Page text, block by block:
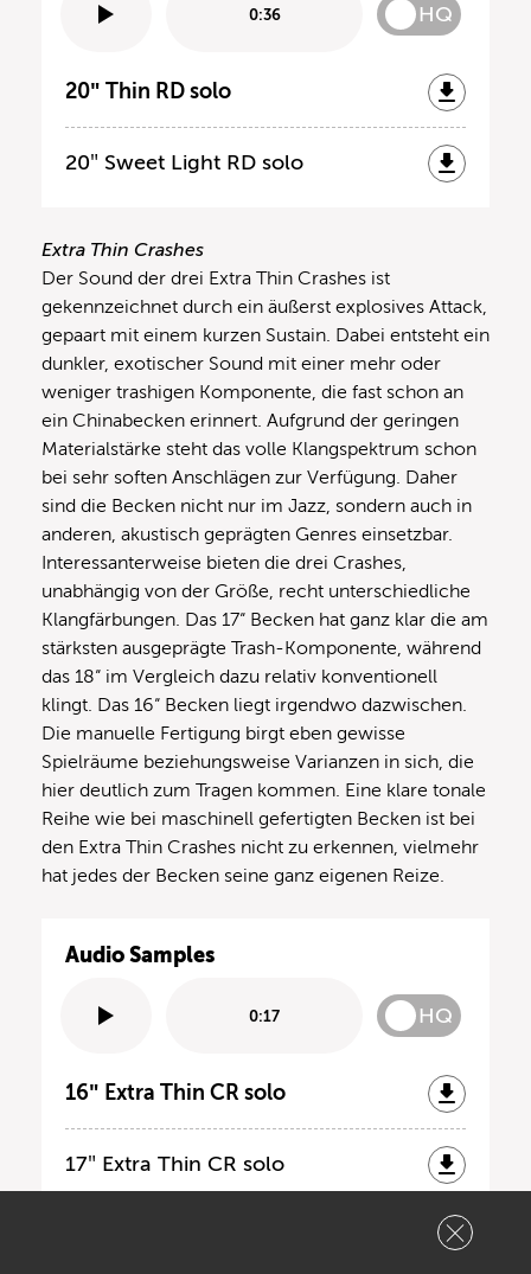
0:36 HQ
20″ Thin RD solo
20″ Sweet Light RD solo
Extra Thin Crashes
Der Sound der drei Extra Thin Crashes ist
gekennzeichnet durch ein äußerst explosives Attack,
gepaart mit einem kurzen Sustain. Dabei entsteht ein
dunkler, exotischer Sound mit einer mehr oder
weniger trashigen Komponente, die fast schon an
ein Chinabecken erinnert. Aufgrund der geringen
Materialstärke steht das volle Klangspektrum schon
bei sehr soften Anschlägen zur Verfügung. Daher
sind die Becken nicht nur im Jazz, sondern auch in
anderen, akustisch geprägten Genres einsetzbar.
Interessanterweise bieten die drei Crashes,
unabhängig von der Größe, recht unterschiedliche
Klangfärbungen. Das 17“ Becken hat ganz klar die am
stärksten ausgeprägte Trash-Komponente, während
das 18“ im Vergleich dazu relativ konventionell
klingt. Das 16“ Becken liegt irgendwo dazwischen.
Die manuelle Fertigung birgt eben gewisse
Spielräume beziehungsweise Varianzen in sich, die
hier deutlich zum Tragen kommen. Eine klare tonale
Reihe wie bei maschinell gefertigten Becken ist bei
den Extra Thin Crashes nicht zu erkennen, vielmehr
hat jedes der Becken seine ganz eigenen Reize.
Audio Samples
0:17 HQ
16″ Extra Thin CR solo
17″ Extra Thin CR solo